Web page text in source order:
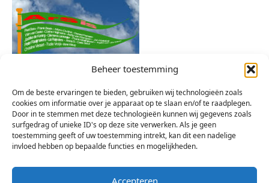
Beheer toestemming
Om de beste ervaringen te bieden, gebruiken wij technologieën zoals
cookies om informatie over je apparaat op te slaan en/of te raadplegen.
Door in te stemmen met deze technologieën kunnen wij gegevens zoals
surfgedrag of unieke ID's op deze site verwerken. Als je geen
toestemming geeft of uw toestemming intrekt, kan dit een nadelige
invloed hebben op bepaalde functies en mogelijkheden.
Accepteren